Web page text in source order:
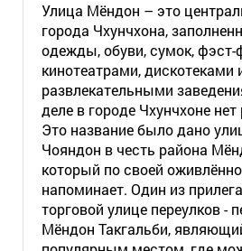
Улица Мёндон – это
города Чхунчхона,
одежды, обуви, сумок,
кинотеатрами, дискотеками
развлекательными
деле в городе Чхунчхоне
Это название было дано
Чояндон в честь района
который по своей
напоминает. Один из
торговой улице переулков -
Мёндон Такгальби,